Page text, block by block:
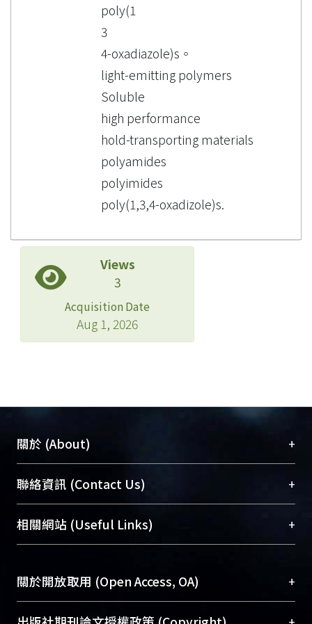
poly(1
3
4-oxadiazole)s。
light-emitting polymers
Soluble
high performance
hold-transporting materials
polyamides
polyimides
poly(1,3,4-oxadizole)s.
Views
3
Acquisition Date
Aug 1, 2026
關於 (About) +
臺大位居世界頂尖大學之列，為永久珍藏及向國際
展現本校豐碩的研究成果及學術能量，圖書館整合
機構典藏（NTUR）與學術庫（AH）不同功能平
台，成為臺大學術典藏NTU scholars。期能整合研
成果。
To permanently archive and promote researcher
profiles and scholarly works, Library integrates the
聯絡資訊 (Contact Us) +
總館學科館員(Main Library)
醫學圖書館學科館員(Medical Library)
Sciences Library)
相關網站 (Useful Links) +
關於開放取用 (Open Access, OA) +